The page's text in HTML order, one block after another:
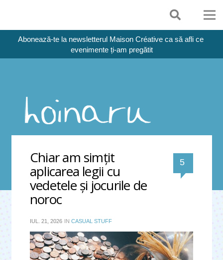
Abonează-te la newsletterul Maison Créative ca să afli ce
evenimente ți-am pregătit
Chiar am simţit
aplicarea legii cu
vedetele şi jocurile de
noroc
5
IUL. 21, 2026 IN CASUAL STUFF